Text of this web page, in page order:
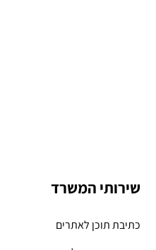
שירותי המשרד
כתיבת תוכן לאתרים